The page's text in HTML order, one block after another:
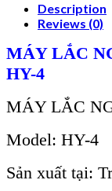
Description
Reviews (0)
MÁY LẮC
HY-4
MÁY LẮC
Model: HY-4
Sản xuất tại: